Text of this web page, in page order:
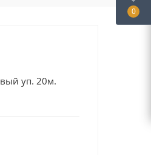
уп. 20м.
0